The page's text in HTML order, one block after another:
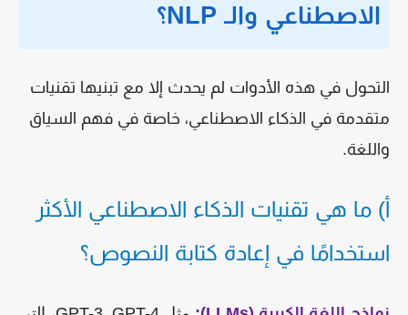
الاصطناعي والـ NLP؟
التحول في هذه الأدوات لم يحدث إلا مع تبنيها تقنيات
متقدمة في الذكاء الاصطناعي، خاصة في فهم السياق
واللغة.
أ) ما هي تقنيات الذكاء الاصطناعي الأكثر
استخدامًا في إعادة كتابة النصوص؟